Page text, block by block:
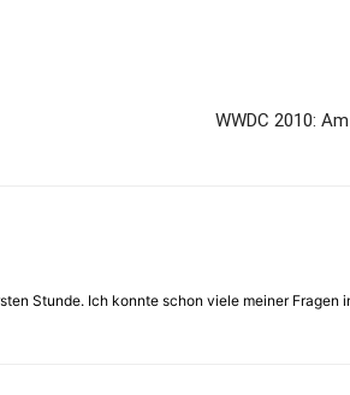
WWDC 2010:
Stunde. Ich konnte schon viele meiner Fragen